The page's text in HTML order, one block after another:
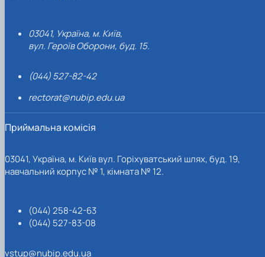
03041, Україна, м. Київ,
вул. Героїв Оборони, буд. 15.
(044) 527-82-42
rectorat@nubip.edu.ua
Приймальна комісія
03041, Україна, м. Київ вул. Горіхуватський шлях, буд. 19,
навчальний корпус № 1, кімната № 12.
(044) 258-42-63
(044) 527-83-08
vstup@nubip.edu.ua